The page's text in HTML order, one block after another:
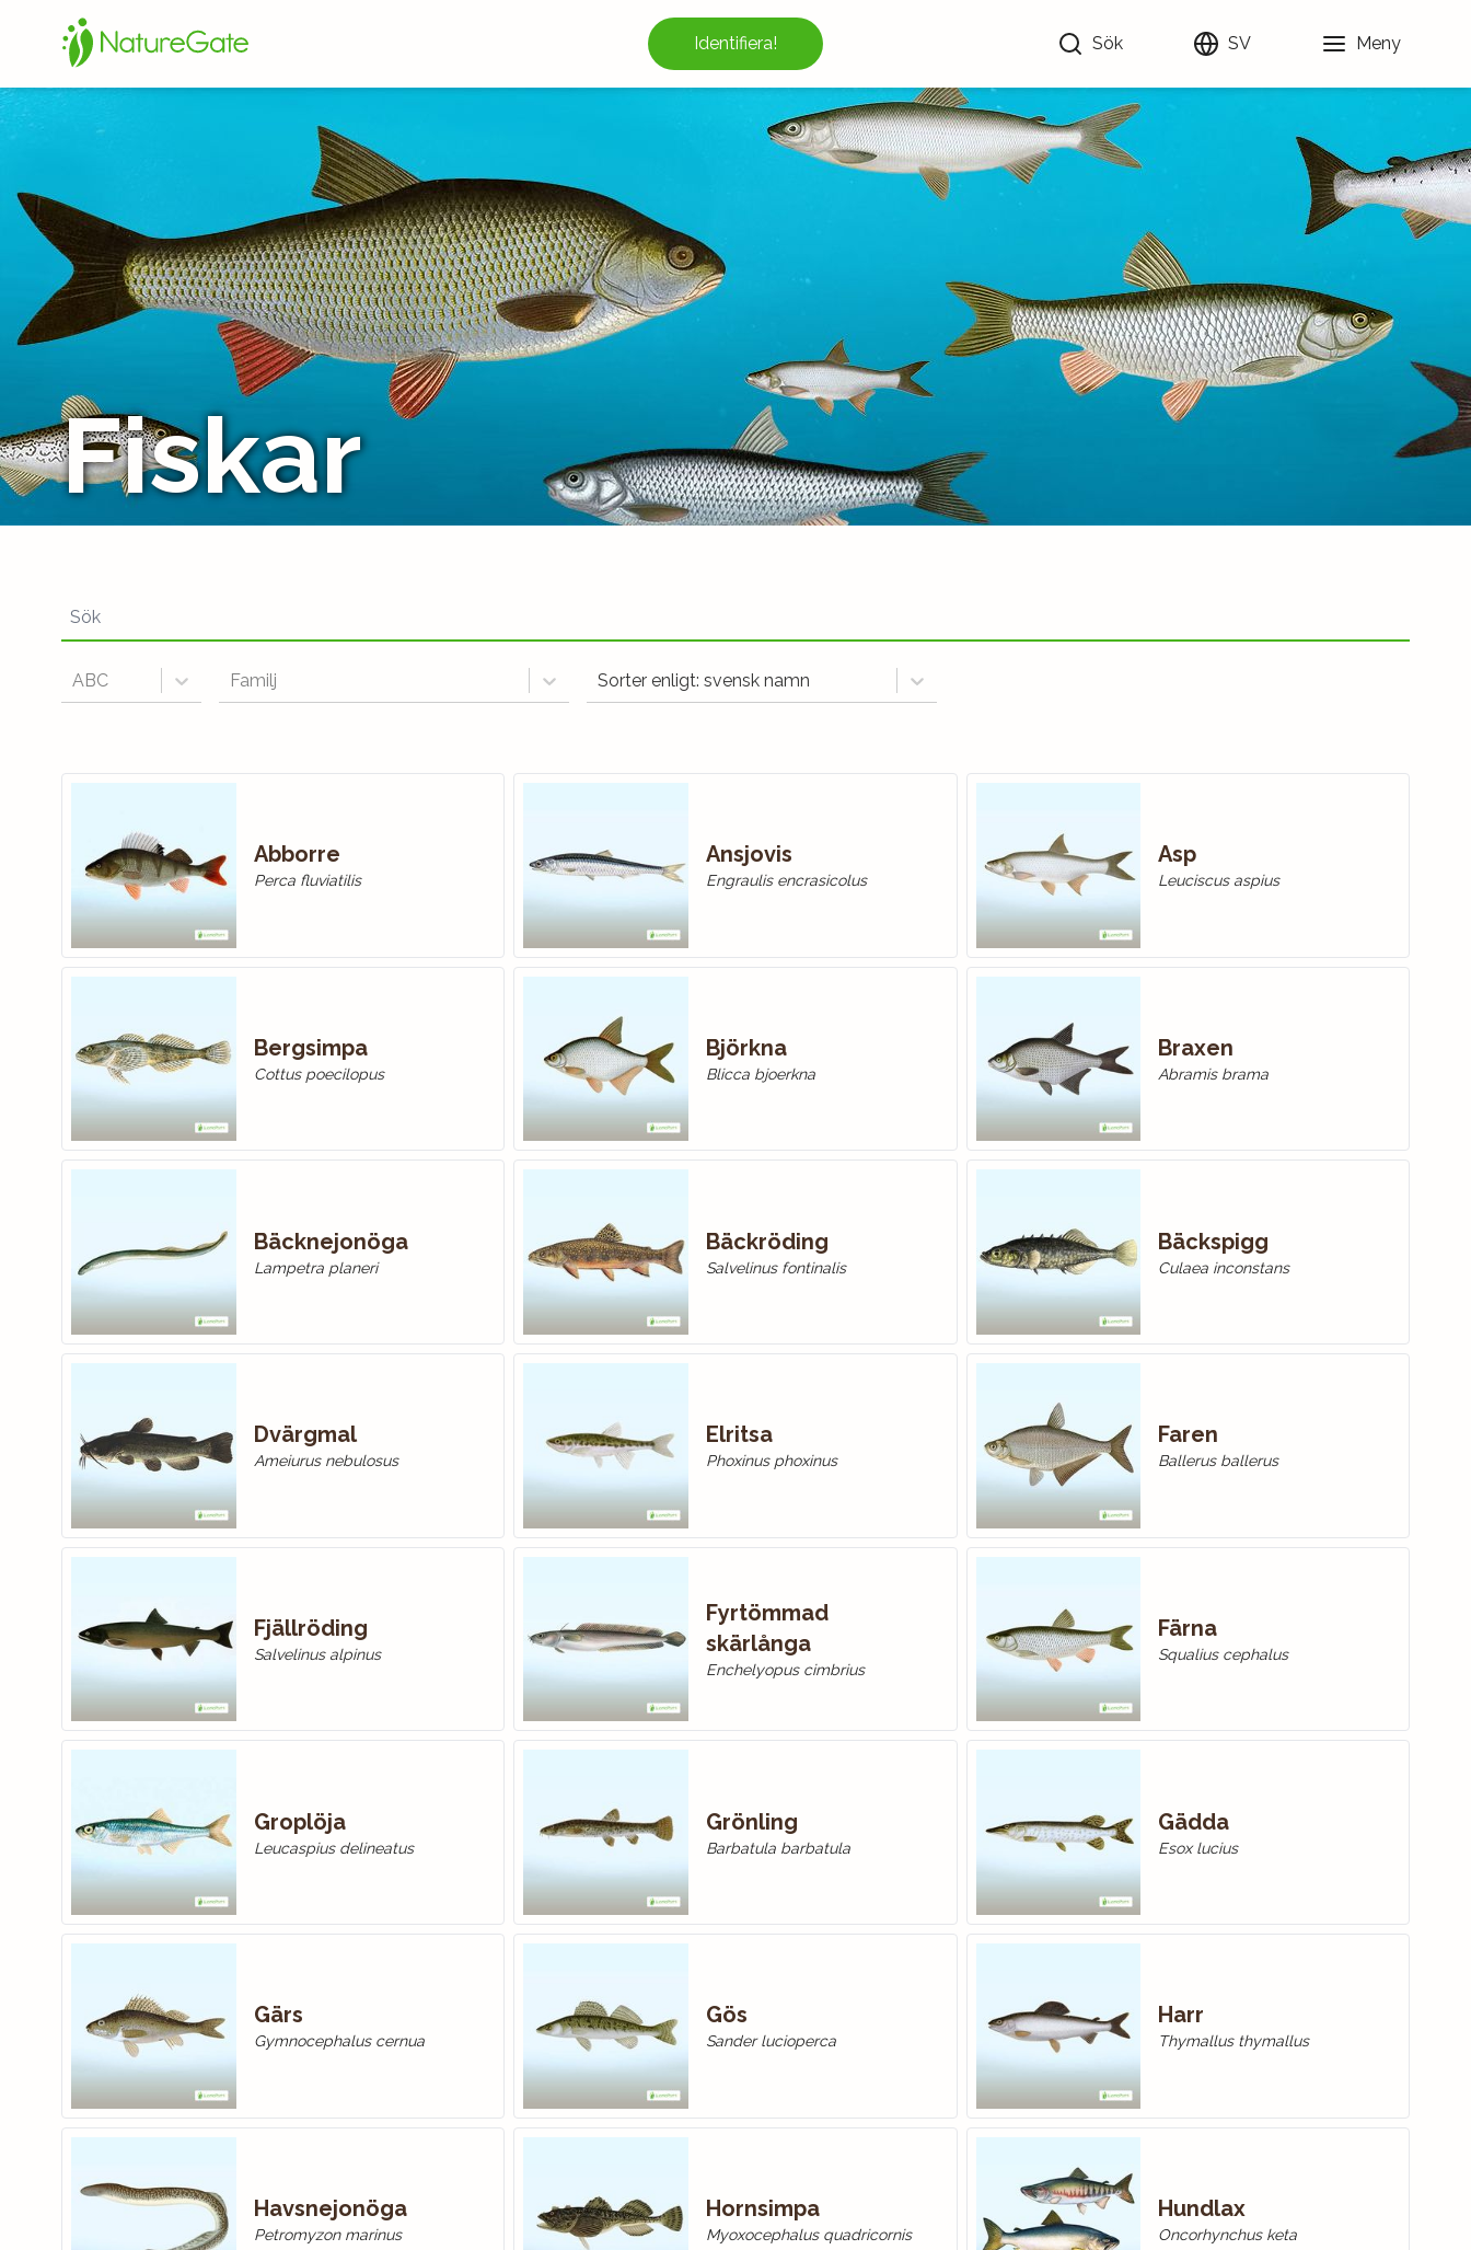
Identifiera! Sök SV Meny
Fiskar
ABC Familj Sorter enligt: svensk namn
Abborre
Perca fluviatilis
Ansjovis
Engraulis encrasicolus
Asp
Leuciscus aspius
Bergsimpa
Cottus poecilopus
Björkna
Blicca bjoerkna
Braxen
Abramis brama
Bäcknejonöga
Lampetra planeri
Bäckröding
Salvelinus fontinalis
Bäckspigg
Culaea inconstans
Dvärgmal
Ameiurus nebulosus
Elritsa
Phoxinus phoxinus
Faren
Ballerus ballerus
Fjällröding
Salvelinus alpinus
Fyrtömmad
skärlånga
Enchelyopus cimbrius
Färna
Squalius cephalus
Groplöja
Leucaspius delineatus
Grönling
Barbatula barbatula
Gädda
Esox lucius
Gärs
Gymnocephalus cernua
Gös
Sander lucioperca
Harr
Thymallus thymallus
Havsnejonöga
Petromyzon marinus
Hornsimpa
Myoxocephalus quadricornis
Hundlax
Oncorhynchus keta